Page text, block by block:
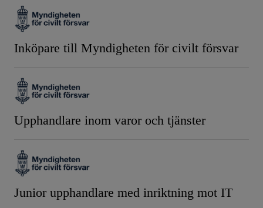
Inköpare till Myndigheten för civilt försvar
Upphandlare inom varor och tjänster
Junior upphandlare med inriktning mot IT